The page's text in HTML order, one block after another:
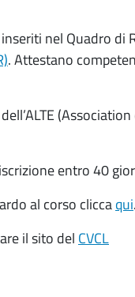
nel Quadro di
. Attestano
entro 40
al corso cliccaqui.
il sito del CVCL